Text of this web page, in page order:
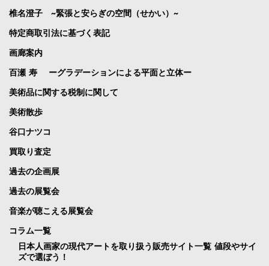
椎名澄子 ~緊張と安らぎの空間（せかい）~
特定商取引法に基づく表記
画廊案内
百瀬 寿 ーグラデーションによる平面と立体ー
美術品に関する税制に関して
美術散歩
谷口ナツコ
買取り査定
過去の企画展
過去の展覧会
音楽が聴こえる展覧会
コラム一覧
日本人画家の現代アートを取り扱う販売サイト一覧 値段やサイ
ズで選ぼう！